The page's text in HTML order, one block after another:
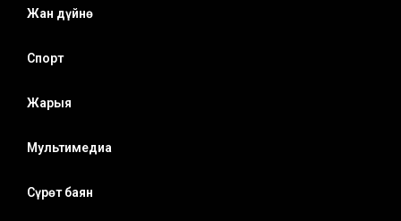
Жан дүйнө
Спорт
Жарыя
Мультимедиа
Сүрөт баян